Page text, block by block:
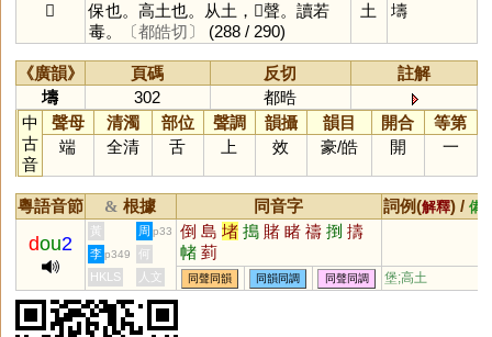
𡑏
保也。高土也。从土，𠷎聲。讀若
毒。
〔都皓切〕 (288 / 290)
土 壔
《廣韻》 頁碼 反切
註解
壔
302
都晧
中
古
音
聲母 清濁 部位 聲調 韻攝 韻目 開合
等第
端
全清 舌 上 效 豪/皓 開 一
粵語音節 & 根據 同音字 詞例(解釋) / 備
dou2
黃 周 p33 倒 島 堵 搗 賭 睹 禱 捯 擣
帾 菿
李 p349
何
HKLS
人文 同聲同韻 同韻同調 同聲同調 堡;高土